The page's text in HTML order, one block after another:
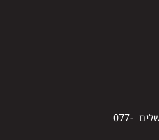
נחום חפצדי 15, ירושלים 077-